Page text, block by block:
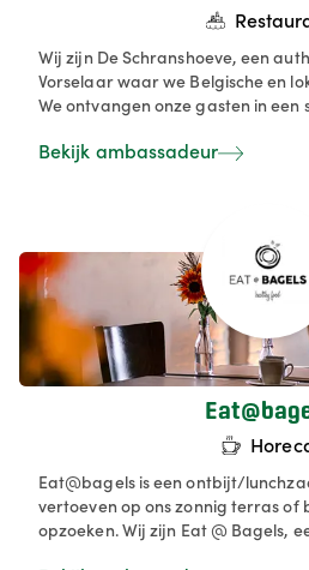
Wij zijn De Schranshoeve, een
Vorselaar waar we Belgische en
We ontvangen onze gasten in een
zakelijke events. Daarbij streven
bakken we zelf in het historische
lokale molens.
Bekijk ambassadeur
Eat@bagels is een ontbijt/
vertoeven op ons zonnig terras of
opzoeken. Wij zijn Eat @ Bagels, een gezellige ontbijt‑,